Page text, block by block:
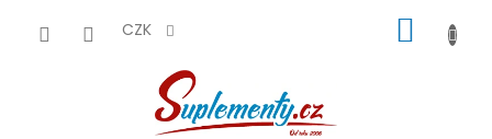
CZK
KOŠÍK